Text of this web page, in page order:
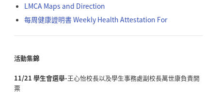
LMCA Maps and Direction
每周健康證明書 Weekly Health Attestation For
活動集錦
11/21 學生會選舉-王心怡校長以及學生事務處副校長萬世康負責開
票